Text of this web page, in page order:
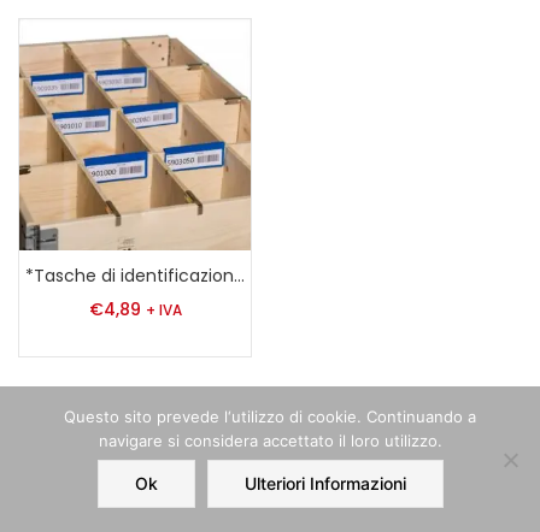
Home Order Account
*Tasche di identificazione per divisori del colletto
€4,89 + IVA
Questo sito prevede l‘utilizzo di cookie. Continuando a
navigare si considera accettato il loro utilizzo.
Ok Ulteriori Informazioni